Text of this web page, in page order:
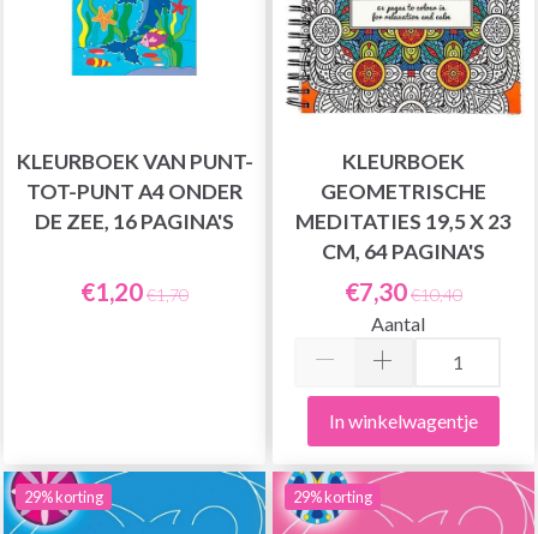
KLEURBOEK VAN PUNT-
TOT-PUNT A4 ONDER
DE ZEE, 16 PAGINA'S
€1,20€1,70
KLEURBOEK
GEOMETRISCHE
MEDITATIES 19,5 X 23
CM, 64 PAGINA'S
€7,30€10,40
Aantal
In winkelwagentje
29% korting 29% korting